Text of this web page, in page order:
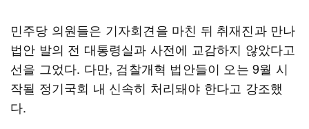
민주당 의원들은 기자회견을 마친 뒤 취재진과 만나
법안 발의 전 대통령실과 사전에 교감하지 않았다고
선을 그었다. 다만, 검찰개혁 법안들이 오는 9월 시
작될 정기국회 내 신속히 처리돼야 한다고 강조했
다.